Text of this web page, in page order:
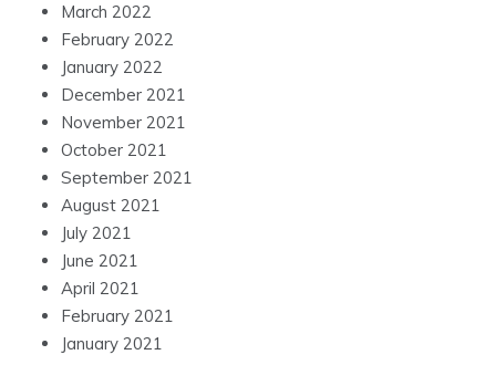
March 2022
February 2022
January 2022
December 2021
November 2021
October 2021
September 2021
August 2021
July 2021
June 2021
April 2021
February 2021
January 2021